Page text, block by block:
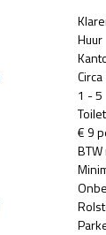
Huur
Circa
1 - 5
€ 9